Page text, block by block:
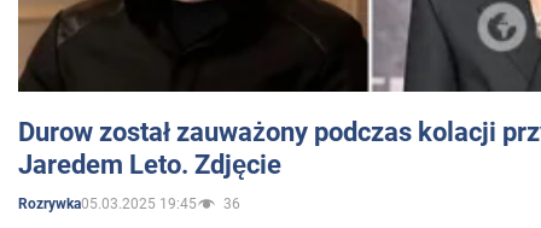
Durow został zauważony podczas kolacji
Jaredem Leto. Zdjęcie
Rozrywka05.03.2025 19:45 36